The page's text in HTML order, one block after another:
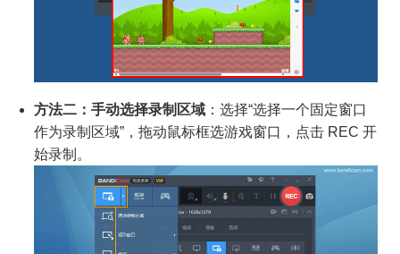
方法二：手动选择录制区域 ：选择“选择一个固定窗口
作为录制区域”，拖动鼠标框选游戏窗口，点击 REC 开
始录制。